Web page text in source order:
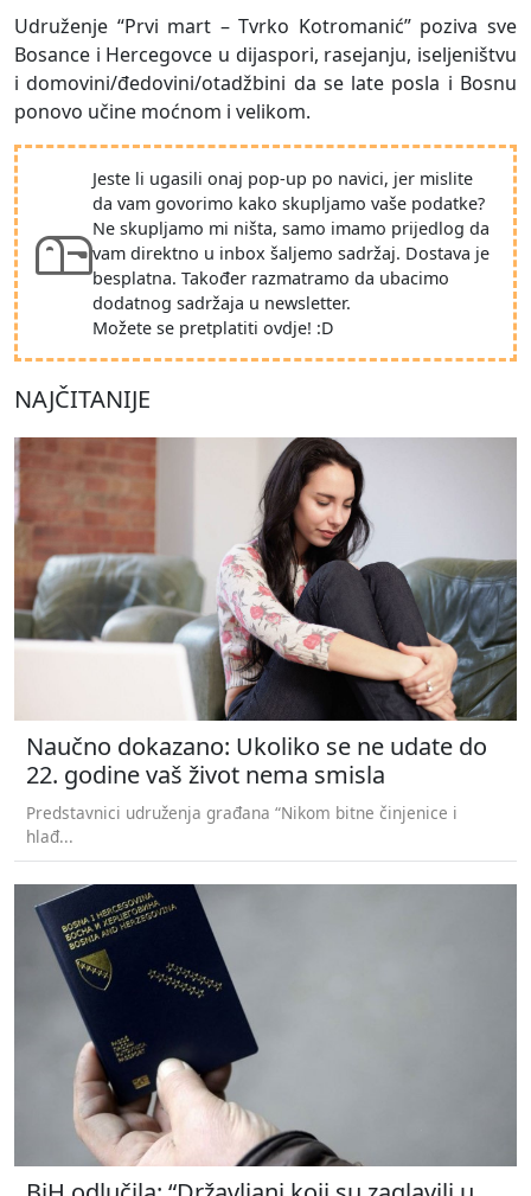
Udruženje “Prvi mart – Tvrko Kotromanić” poziva sve
Bosance i Hercegovce u dijaspori, rasejanju, iseljeništvu
i domovini/đedovini/otadžbini da se late posla i Bosnu
ponovo učine moćnom i velikom.
Jeste li ugasili onaj pop-up po navici, jer mislite
da vam govorimo kako skupljamo vaše podatke?
Ne skupljamo mi ništa, samo imamo prijedlog da
vam direktno u inbox šaljemo sadržaj. Dostava je
besplatna. Također razmatramo da ubacimo
dodatnog sadržaja u newsletter.
Možete se pretplatiti ovdje! :D
NAJČITANIJE
Naučno dokazano: Ukoliko se ne udate do
22. godine vaš život nema smisla
Predstavnici udruženja građana “Nikom bitne činjenice i
hlađ...